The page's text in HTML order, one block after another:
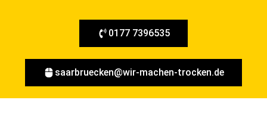
0177 7396535
saarbruecken@wir-machen-trocken.de